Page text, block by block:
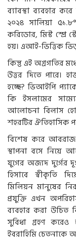
ব্যাবস্থা ব্যবহার
২০২৪ সালিয়া
করিডোর, মিস্ট স্প্রে
হয়। এআই-ভিত্তিক
কিন্তু এই অগ্রগতির
উত্তর দিতে পারে।
হচ্ছে? ভিআইপি
কি ইসলামের
আলোচনা বিলাস
শহরটির ঐতিহাসিক
বিশেষ করে
স্থাপনা বসে নিয়ে
যুগের অজ্যদ দুর্গের
হিসাবে স্বীকৃতি
মিলিয়ন মানুষের
প্রযুক্তি এখন
ব্যবহার করা উচিত
সুবিধা গ্রহণ
ইবরাহিমি চেতনাকে